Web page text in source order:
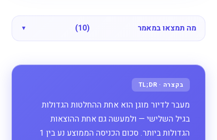
מה תמצאו במאמר (10)
מעבר לדיור מוגן הוא אחת ההחלטות הגדולות
בגיל השלישי — ולמעשה גם אחת ההוצאות
הגדולות ביותר. סכום הכניסה הממוצע נע בין 1